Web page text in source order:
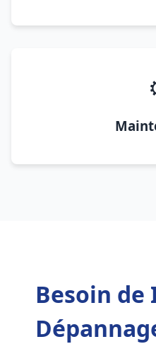
Besoin